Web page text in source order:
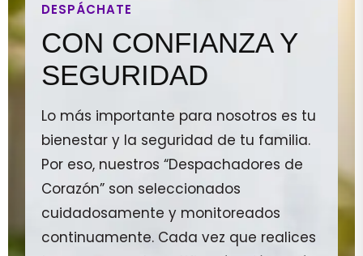
DESPÁCHATE
CON CONFIANZA Y
SEGURIDAD
Lo más importante para nosotros es tu
bienestar y la seguridad de tu familia.
Por eso, nuestros “Despachadores de
Corazón” son seleccionados
cuidadosamente y monitoreados
continuamente. Cada vez que realices